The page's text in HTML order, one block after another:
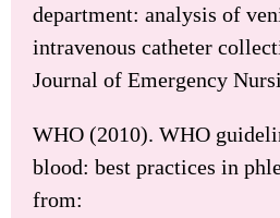
department: analysis of
intravenous catheter
Journal of Emergency
WHO (2010). WHO
blood: best practices in
from: